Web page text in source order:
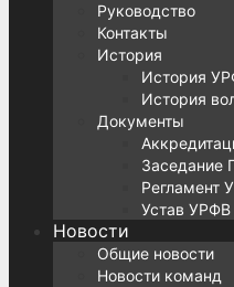
Руководство
Контакты
История
История
История
Документы
Заседание
Регламент
Устав УРФВ
Новости
Общие новости
Новости команд